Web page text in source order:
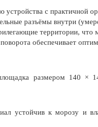
с практичной
разъёмы внутри
территории,
обеспечивает
размером 140 ×
устойчив к морозу и